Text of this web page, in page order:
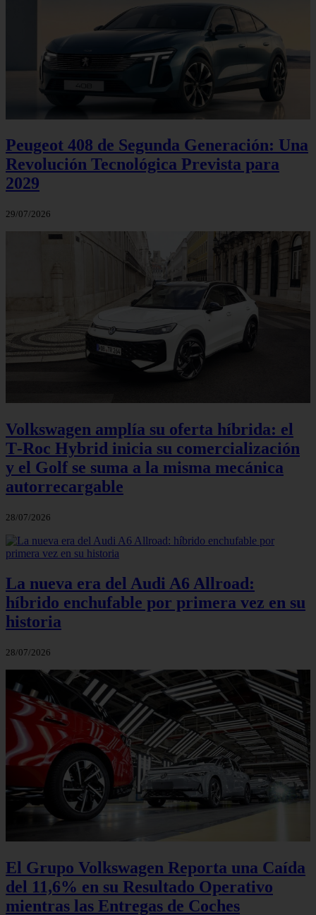
Peugeot 408 de Segunda Generación: Una
Revolución Tecnológica Prevista para
2029
29/07/2026
Volkswagen amplía su oferta híbrida: el
T‑Roc Hybrid inicia su comercialización
y el Golf se suma a la misma mecánica
autorrecargable
28/07/2026
La nueva era del Audi A6 Allroad:
híbrido enchufable por primera vez en su
historia
28/07/2026
El Grupo Volkswagen Reporta una Caída
del 11,6% en su Resultado Operativo
mientras las Entregas de Coches